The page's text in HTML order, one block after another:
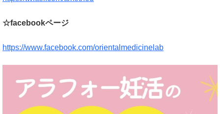
☆facebookページ
https://www.facebook.com/orientalmedicinelab